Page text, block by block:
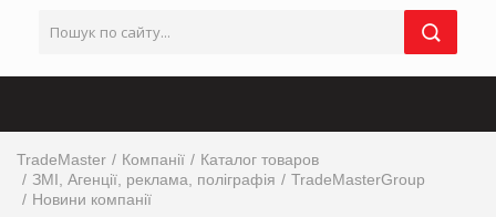
TradeMaster Компанії
Каталог товаров
ЗМІ, Агенції, реклама, поліграфія
TradeMasterGroup
Новини компанії